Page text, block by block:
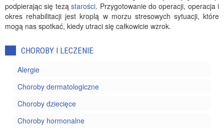
podpierając się teząstarości. Przygotowanie do operacji, operacja i
okres rehabilitacji jest kroplą w morzu stresowych sytuacji, które
mogą nas spotkać, kiedy utraci się całkowicie wzrok.
CHOROBY I LECZENIE
Alergie
Choroby dermatologiczne
Choroby dziecięce
Choroby hormonalne